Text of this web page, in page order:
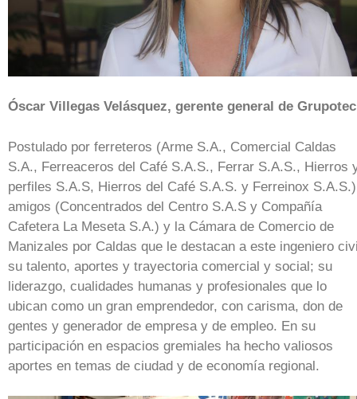
Óscar Villegas Velásquez, gerente general de Grupotec
Postulado por ferreteros (Arme S.A., Comercial Caldas
S.A., Ferreaceros del Café S.A.S., Ferrar S.A.S., Hierros
perfiles S.A.S, Hierros del Café S.A.S. y Ferreinox
amigos (Concentrados del Centro S.A.S y Compañía
Cafetera La Meseta S.A.) y la Cámara de Comercio de
Manizales por Caldas que le destacan a este ingeniero
su talento, aportes y trayectoria comercial y social; su
liderazgo, cualidades humanas y profesionales que lo
ubican como un gran emprendedor, con carisma, don de
gentes y generador de empresa y de empleo. En su
participación en espacios gremiales ha hecho valiosos
aportes en temas de ciudad y de economía regional.